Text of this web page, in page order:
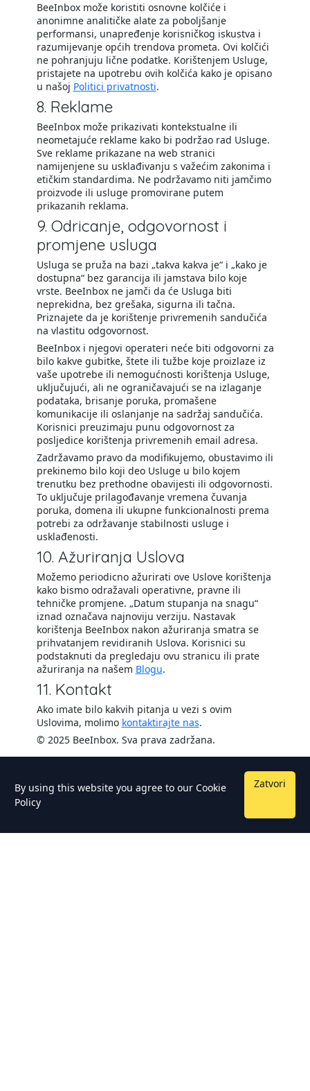
BeeInbox može koristiti osnovne kolčiće i
anonimne analitičke alate za poboljšanje
performansi, unapređenje korisničkog iskustva i
razumijevanje općih trendova prometa. Ovi kolčići
ne pohranjuju lične podatke. Korištenjem Usluge,
pristajete na upotrebu ovih kolčića kako je opisano
u našoj Politici privatnosti.
8. Reklame
BeeInbox može prikazivati kontekstualne ili
neometajuće reklame kako bi podržao rad Usluge.
Sve reklame prikazane na web stranici
namijenjene su usklađivanju s važećim zakonima i
etičkim standardima. Ne podržavamo niti jamčimo
proizvode ili usluge promovirane putem
prikazanih reklama.
9. Odricanje, odgovornost i
promjene usluga
Usluga se pruža na bazi „takva kakva je“ i „kako je
dostupna“ bez garancija ili jamstava bilo koje
vrste. BeeInbox ne jamči da će Usluga biti
neprekidna, bez grešaka, sigurna ili tačna.
Priznajete da je korištenje privremenih sandučića
na vlastitu odgovornost.
BeeInbox i njegovi operateri neće biti odgovorni za
bilo kakve gubitke, štete ili tužbe koje proizlaze iz
vaše upotrebe ili nemogućnosti korištenja Usluge,
uključujući, ali ne ograničavajući se na izlaganje
podataka, brisanje poruka, promašene
komunikacije ili oslanjanje na sadržaj sandučića.
Korisnici preuzimaju punu odgovornost za
posljedice korištenja privremenih email adresa.
Zadržavamo pravo da modifikujemo, obustavimo ili
prekinemo bilo koji deo Usluge u bilo kojem
trenutku bez prethodne obavijesti ili odgovornosti.
To uključuje prilagođavanje vremena čuvanja
poruka, domena ili ukupne funkcionalnosti prema
potrebi za održavanje stabilnosti usluge i
usklađenosti.
10. Ažuriranja Uslova
Možemo periodicno ažurirati ove Uslove korištenja
kako bismo odražavali operativne, pravne ili
tehničke promjene. „Datum stupanja na snagu“
iznad označava najnoviju verziju. Nastavak
korištenja BeeInbox nakon ažuriranja smatra se
prihvatanjem revidiranih Uslova. Korisnici su
podstaknuti da pregledaju ovu stranicu ili prate
ažuriranja na našem Blogu.
11. Kontakt
Ako imate bilo kakvih pitanja u vezi s ovim
Uslovima, molimo kontaktirajte nas.
© 2025 BeeInbox. Sva prava zadržana.
By using this website you agree to our Cookie
Policy
Zatvori